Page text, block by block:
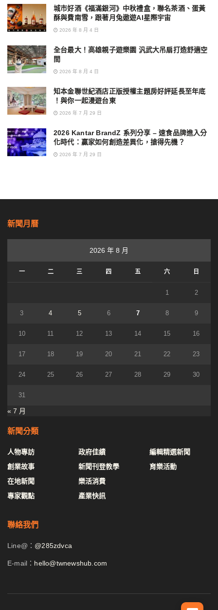
城市好酒《福滿銀河》中秋禮盒，聯名茶酒、蛋黃
酥與費南雪，跟著月兔遨遊AI星際宇宙
2026 年 8 月 4 日
全台最大！高雄親子遊樂園 汎武大吊扇打造舒適空
間
2026 年 8 月 4 日
知本金聯世紀酒店正版授權主題房好評延長至年底
！與你一起漫遊台東
2026 年 7 月 29 日
2026 Kantar BrandZ 系列分享 – 速食品牌進入分
化時代：贏家如何創造差異化，搶得先機？
2026 年 7 月 29 日
新聞月曆
2026 年 8 月
一 二 三 四 五 六 日
1 2
3 4 5 6 7 8 9
10 11 12 13 14 15 16
17 18 19 20 21 22 23
24 25 26 27 28 29 30
31
« 7 月
新聞分類
人物專訪
創業故事
在地新聞
專家觀點
政府佳績
新聞刊登教學
樂活消費
產業快訊
編輯精選新聞
育樂活動
聯絡我們
Line@： @285zdvca
E-mail： hello@twnewshub.com